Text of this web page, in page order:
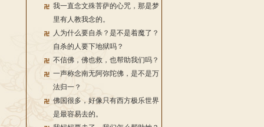
我一直念文殊菩萨的心咒，那是梦
里有人教我念的。
人为什么要自杀？是不是着魔了？
自杀的人要下地狱吗？
不信佛，佛也救，也帮助我们吗？
一声称念南无阿弥陀佛，是不是万
法归一？
佛国很多，好像只有西方极乐世界
是最容易去的。